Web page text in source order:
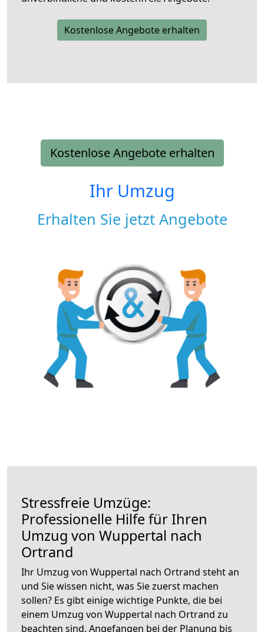
Kostenlose Angebote erhalten
Kostenlose Angebote erhalten
Ihr Umzug
Erhalten Sie jetzt Angebote
Stressfreie Umzüge:
Professionelle Hilfe für Ihren
Umzug von Wuppertal nach
Ortrand
Ihr Umzug von Wuppertal nach Ortrand steht an
und Sie wissen nicht, was Sie zuerst machen
sollen? Es gibt einige wichtige Punkte, die bei
einem Umzug von Wuppertal nach Ortrand zu
beachten sind. Angefangen bei der Planung bis